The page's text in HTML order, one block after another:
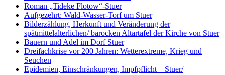
Roman „Tideke Flotow“-Stuer
Aufgezehrt: Wald-Wasser-Torf um Stuer
Bilderzählung, Herkunft und Veränderung der
spätmittelalterlichen/ barocken Altartafel der Kirche von Stuer
Bauern und Adel im Dorf Stuer
Dreifachkrise vor 200 Jahren: Wetterextreme, Krieg und
Seuchen
Epidemien, Einschränkungen, Impfpflicht – Stuer/